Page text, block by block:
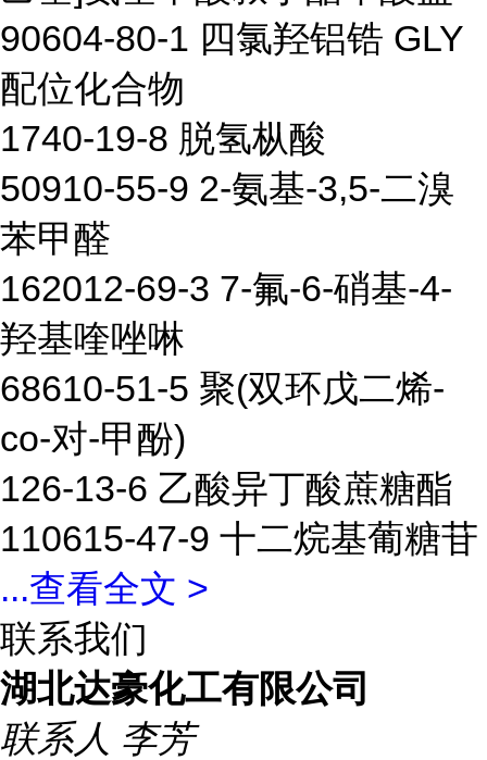
90604-80-1 四氯羟铝锆 GLY
配位化合物
1740-19-8 脱氢枞酸
50910-55-9 2-氨基-3,5-二溴
苯甲醛
162012-69-3 7-氟-6-硝基-4-
羟基喹唑啉
68610-51-5 聚(双环戊二烯-
co-对-甲酚)
126-13-6 乙酸异丁酸蔗糖酯
110615-47-9 十二烷基葡糖苷
...查看全文 >
联系我们
湖北达豪化工有限公司
联系人 李芳